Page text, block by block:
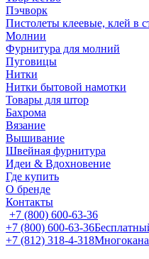
Пэчворк
Пистолеты клеевые, клей в
Молнии
Фурнитура для молний
Пуговицы
Нитки
Нитки бытовой намотки
Товары для штор
Бахрома
Вязание
Вышивание
Швейная фурнитура
Идеи & Вдохновение
Где купить
О бренде
Контакты
+7 (800) 600-63-36
+7 (800) 600-63-36
+7 (812) 318-4-318